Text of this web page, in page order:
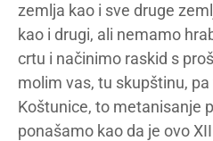
zemlja kao i sve druge
kao i drugi, ali nemamo
crtu i načinimo raskid s
molim vas, tu skupštinu,
Koštunice, to metanisanje
ponašamo kao da je ovo